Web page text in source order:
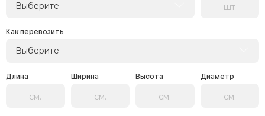
Выберите
Как перевозить
Выберите
Длина Ширина Высота Диаметр